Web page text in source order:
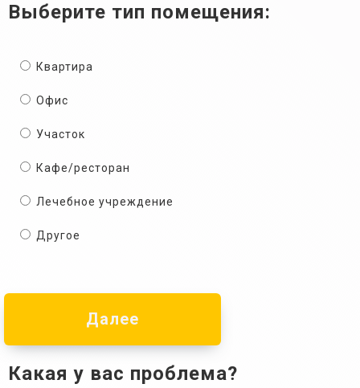
Выберите тип помещения:
Квартира
Офис
Участок
Кафе/ресторан
Лечебное учреждение
Другое
Далее
Какая у вас проблема?